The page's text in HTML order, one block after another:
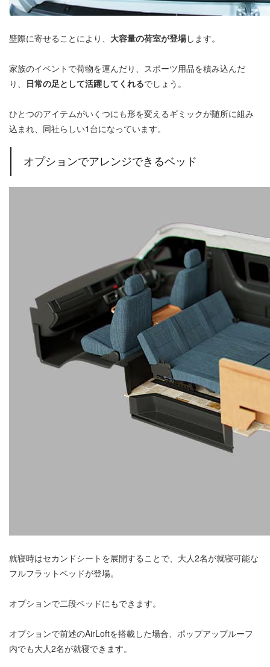
壁際に寄せることにより、 大容量の荷室が登場します。
家族のイベントで荷物を運んだり、スポーツ用品を積み込んだ
り、 日常の足として活躍してくれるでしょう。
ひとつのアイテムがいくつにも形を変えるギミックが随所に組み
込まれ、同社らしい1台になっています。
オプションでアレンジできるベッド
就寝時はセカンドシートを展開することで、大人2名が就寝可能な
フルフラットベッドが登場。
オプションで二段ベッドにもできます。
オプションで前述のAirLoftを搭載した場合、ポップアップルーフ
内でも大人2名が就寝できます。